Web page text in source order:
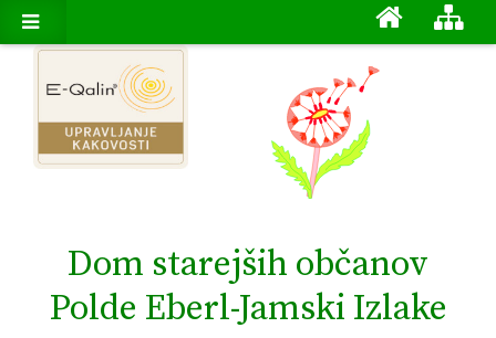
Dom starejših občanov
Polde Eberl-Jamski Izlake